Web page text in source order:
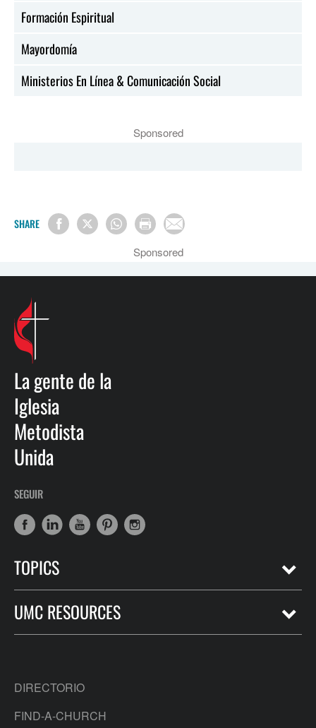
Formación Espiritual
Mayordomía
Ministerios En Línea & Comunicación Social
Sponsored
SHARE
Sponsored
La gente de la
Iglesia
Metodista
Unida
SEGUIR
TOPICS
UMC RESOURCES
DIRECTORIO
FIND-A-CHURCH